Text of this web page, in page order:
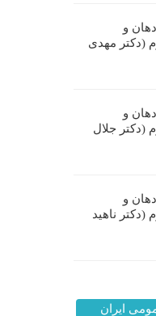
و
(دکتر مهدی
و
(دکتر جلال
و
(دکتر ناهید
ایران